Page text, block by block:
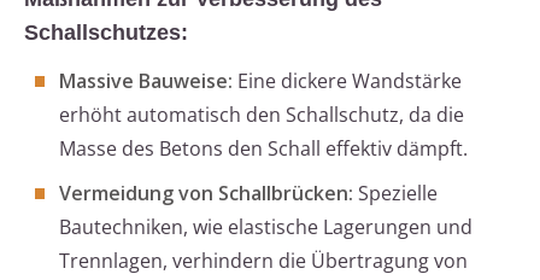
Schallschutzes:
Massive Bauweise: Eine dickere Wandstärke
erhöht automatisch den Schallschutz, da die
Masse des Betons den Schall effektiv dämpft.
Vermeidung von Schallbrücken: Spezielle
Bautechniken, wie elastische Lagerungen und
Trennlagen, verhindern die Übertragung von